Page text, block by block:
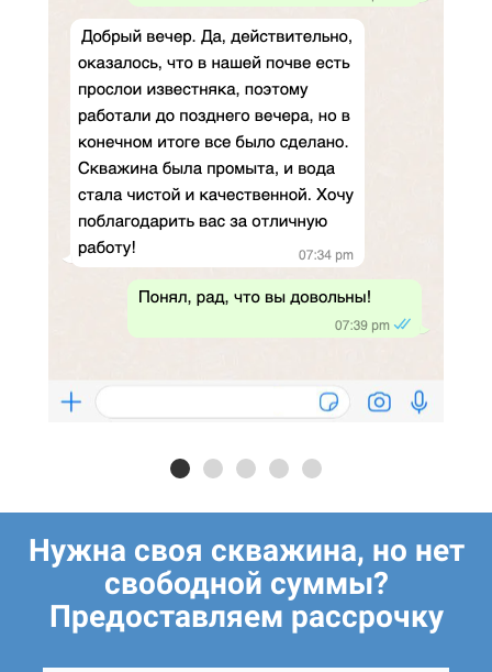
Нужна своя скважина, но нет
свободной суммы?
Предоставляем рассрочку